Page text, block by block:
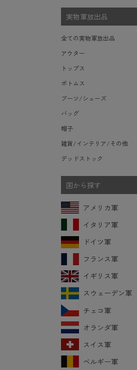
モッズコート
ダッフルバッグ
サングラス・ゴーグル
ベルト
食器/ボトル/etc
ミリタリー雑貨
ライト/懐中電灯/etc
ロープ/コード/etc
タオル/ハンカチ/etc
その他の小物
ベレー帽
ハンチング
キャスケット
その他
ボックス/ガソリン缶/etc
生地・テントシェル
ミッドベースレイヤー Level.2
実物軍放出品
全ての実物軍放出品
アウター
トップス
ボトムス
ブーツ/シューズ
バッグ
帽子
雑貨/インテリア/その他
デッドストック
国から探す
アメリカ軍
イタリア軍
ドイツ軍
フランス軍
イギリス軍
スウェーデン軍
チェコ軍
オランダ軍
スイス軍
ベルギー軍